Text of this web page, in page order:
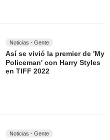
Noticias - Gente
Así se vivió la premier de 'My
Policeman' con Harry Styles
en TIFF 2022
Noticias - Gente